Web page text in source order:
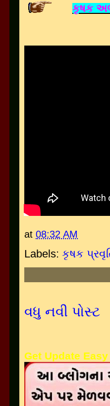
કૃષક
at 08:32 AM
Labels: કૃષક
વધુ નવી પોસ્ટ
Get Update Easy